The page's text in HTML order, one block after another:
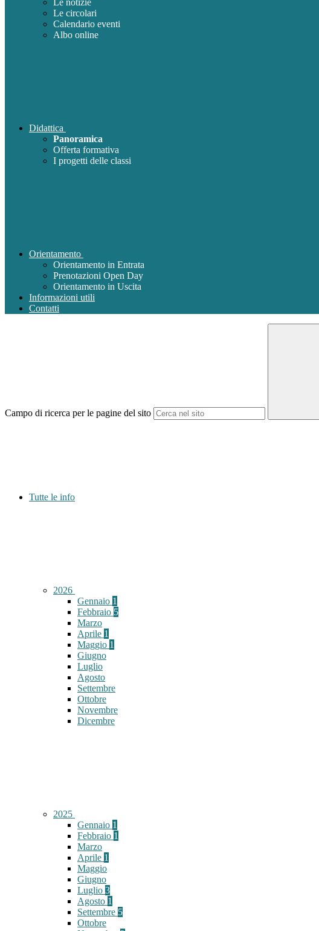
Le notizie
Le circolari
Calendario eventi
Albo online
Didattica
Panoramica
Offerta formativa
I progetti delle classi
Orientamento
Orientamento in Entrata
Prenotazioni Open Day
Orientamento in Uscita
Informazioni utili
Contatti
Campo di ricerca per le pagine del sito
Tutte le info
2026
Gennaio 1
Febbraio 5
Marzo
Aprile 1
Maggio 1
Giugno
Luglio
Agosto
Settembre
Ottobre
Novembre
Dicembre
2025
Gennaio 1
Febbraio 1
Marzo
Aprile 1
Maggio
Giugno
Luglio 3
Agosto 1
Settembre 5
Ottobre